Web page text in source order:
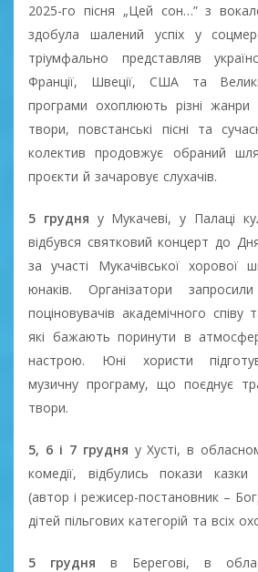
2025-го пісня „Цей сон…” з
здобула шалений успіх у
тріумфально представляв
Франції, Швеції, США та
програми охоплюють різні жанри
твори, повстанські пісні та
колектив продовжує обраний
проєкти й зачаровує слухачів.
5 грудня у Мукачеві, у Палаці
відбувся святковий концерт до
за участі Мукачівської хорової
юнаків. Організатори
поціновувачів академічного співу
які бажають поринути в
настрою. Юні хористи
музичну програму, що поєднує
твори.
5, 6 і 7 грудня у Хусті, в
комедії, відбулись покази
(автор і режисер-постановник –
дітей пільгових категорій та всіх
5 грудня в Берегові, в